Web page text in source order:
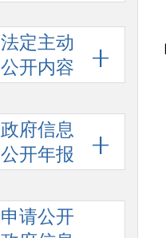
法定主动
公开内容
政府信息
公开年报
申请公开